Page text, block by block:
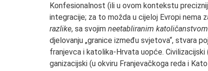
Konfesionalnost (ili u ovom kontekstu
integracije; za to možda u cije­loj Evropi nema
razlike, sa svojim neetabliranim katoličanstvom
djelovanju „granice između svjeto­va“, stvara
franjevca i katolika-Hrvata uopće.
ganizacijski (u okviru Franjevačkoga reda i